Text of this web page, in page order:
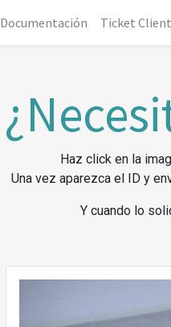
Documentación Ticket
Haz click en la
Una vez aparezca el ID y
Y cuando lo